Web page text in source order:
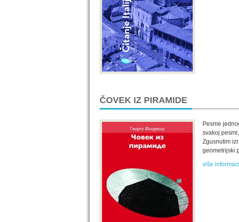
ČOVEK IZ PIRAMIDE
Pesme
svakoj
Zgusnutim
geometrijski
više